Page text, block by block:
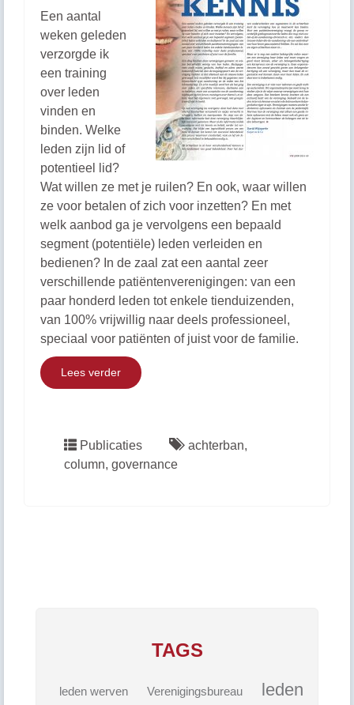
Een aantal
weken geleden
verzorgde ik
een training
over leden
vinden en
binden. Welke
leden zijn lid of
potentieel lid?
Wat willen ze met je ruilen? En ook, waar willen
ze voor betalen of zich voor inzetten? En met
welk aanbod ga je vervolgens een bepaald
segment (potentiële) leden verleiden en
bedienen? In de zaal zat een aantal zeer
verschillende patiëntenverenigingen: van een
paar honderd leden tot enkele tienduizenden,
van 100% vrijwillig naar deels professioneel,
speciaal voor patiënten of juist voor de familie.
Lees verder
Publicaties achterban,
column, governance
TAGS
leden werven Verenigingsbureau
leden